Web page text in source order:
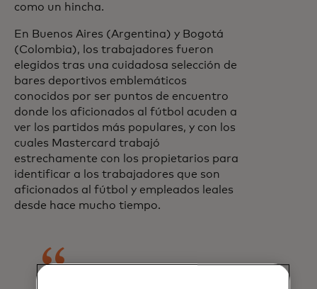
como un hincha.
En Buenos Aires (Argentina) y Bogotá
(Colombia), los trabajadores fueron
elegidos tras una cuidadosa selección de
bares deportivos emblemáticos
conocidos por ser puntos de encuentro
donde los aficionados al fútbol acuden a
ver los partidos más populares, y con los
cuales Mastercard trabajó
estrechamente con los propietarios para
identificar a los trabajadores que son
aficionados al fútbol y empleados leales
desde hace mucho tiempo.